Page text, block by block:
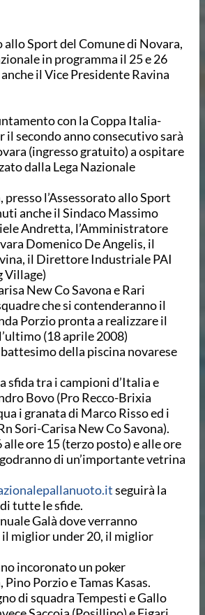
allo Sport del Comune di Novara,
in programma il 25 e 26
il Vice Presidente Ravina
con la Coppa Italia-
il secondo anno consecutivo sarà
(ingresso gratuito) a ospitare
dalla Lega Nazionale
l’Assessorato allo Sport
anche il Sindaco Massimo
Andretta, l’Amministratore
Domenico De Angelis, il
il Direttore Industriale PAI
Village)
New Co Savona e Rari
che si contenderanno il
Porzio pronta a realizzare il
(18 aprile 2008)
della piscina novarese
sfida tra i campioni d’Italia e
Bovo (Pro Recco-Brixia
i granata di Marco Risso ed i
Sori-Carisa New Co Savona).
ore 15 (terzo posto) e alle ore
di un’importante vetrina
seguirà la
tutte le sfide.
Galà dove verranno
miglior under 20, il miglior
incoronato un poker
Porzio e Tamas Kasas.
di squadra Tempesti e Gallo